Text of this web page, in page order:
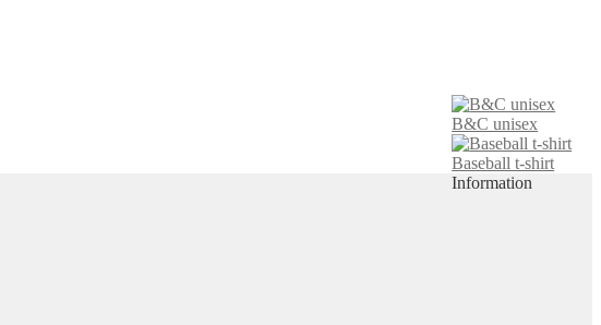
B&C unisex
Baseball t-shirt
Information